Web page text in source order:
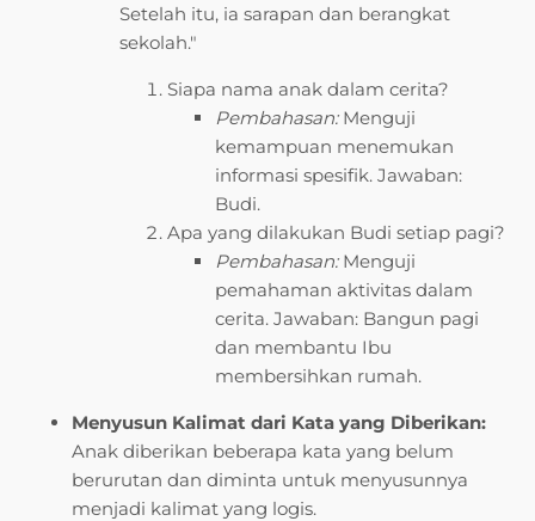
Setelah itu, ia sarapan dan berangkat
sekolah."
Siapa nama anak dalam cerita?
Pembahasan:Menguji
kemampuan menemukan
informasi spesifik. Jawaban:
Budi.
Apa yang dilakukan Budi setiap pagi?
Pembahasan:Menguji
pemahaman aktivitas dalam
cerita. Jawaban: Bangun pagi
dan membantu Ibu
membersihkan rumah.
Menyusun Kalimat dari Kata yang Diberikan:
Anak diberikan beberapa kata yang belum
berurutan dan diminta untuk menyusunnya
menjadi kalimat yang logis.